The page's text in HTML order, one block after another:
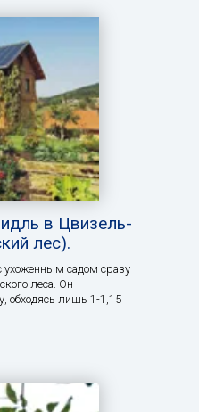
в Цвизель-
лес).
садом сразу
леса. Он
обходясь лишь 1-1,15